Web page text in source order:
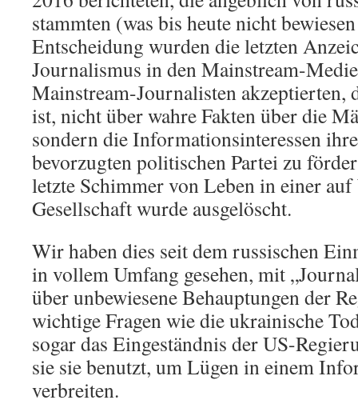
stammten (was bis heute nicht
Entscheidung wurden die letzten
Journalismus in den Mainstream-
Mainstream-Journalisten akzeptierten,
ist, nicht über wahre Fakten über die
sondern die Informationsinteressen
bevorzugten politischen Partei zu
letzte Schimmer von Leben in einer
Gesellschaft wurde ausgelöscht.
Wir haben dies seit dem russischen
in vollem Umfang gesehen, mit
über unbewiesene Behauptungen der
wichtige Fragen wie die ukrainische
sogar das Eingeständnis der US-
sie sie benutzt, um Lügen in einem
verbreiten.